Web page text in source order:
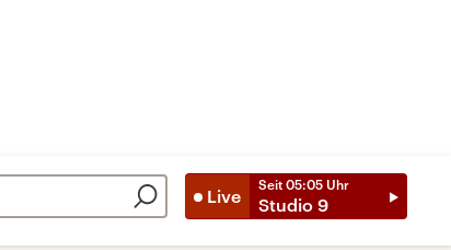
Live
Seit 05:05 Uhr
Studio 9